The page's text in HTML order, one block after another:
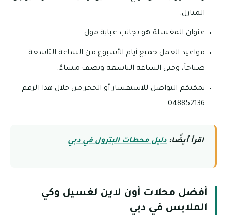
المنازل.
عنوان المغسلة هو بجانب عباية مول.
مواعيد العمل جميع أيام الأسبوع من الساعة التاسعة
صباحاً، وحتى الساعة التاسعة ونصف مساءً.
يمكنكم التواصل للاستفسار أو الحجز من خلال هذا الرقم
048852136.
اقرأ أيضًا: دليل محطات البترول في دبي
أفضل محلات أون لاين لغسيل وكي
الملابس في دبي